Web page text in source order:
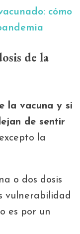
cómo
de la
la vacuna y si
de sentir
la
o dos dosis
vulnerabilidad
es por un